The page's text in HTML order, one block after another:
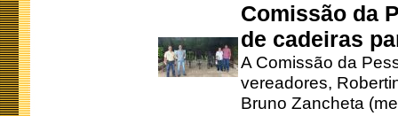
Comissão da
de cadeiras
A Comissão da
vereadores,
Bruno Zancheta